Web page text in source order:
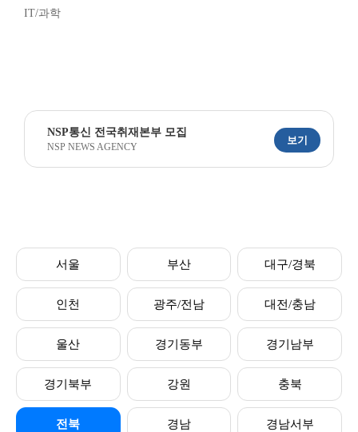
IT/과학
NSP통신 전국취재본부 모집
NSP NEWS AGENCY
보기
서울 부산 대구/경북
인천 광주/전남 대전/충남
울산 경기동부 경기남부
경기북부 강원 충북
전북 경남 경남서부